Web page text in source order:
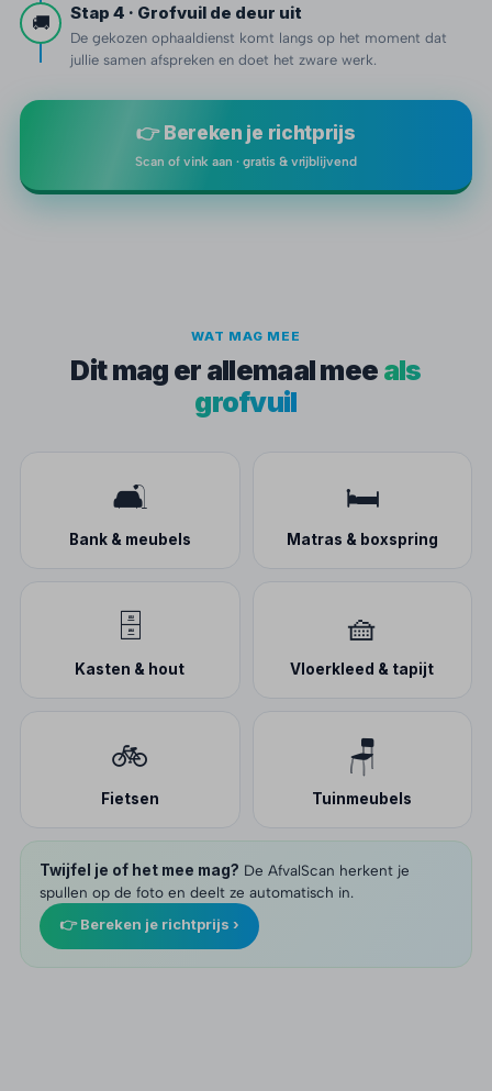
🚚 Stap 4 · Grofvuil de deur uit
De gekozen ophaaldienst komt langs op het moment dat
jullie samen afspreken en doet het zware werk.
👉 Bereken je richtprijs
Scan of vink aan · gratis & vrijblijvend
WAT MAG MEE
Dit mag er allemaal mee als
grofvuil
🛋️
Bank & meubels
🛏️
Matras & boxspring
🗄️
Kasten & hout
🧺
Vloerkleed & tapijt
🚲
Fietsen
🪑
Tuinmeubels
Twijfel je of het mee mag? De AfvalScan herkent je
spullen op de foto en deelt ze automatisch in.
👉 Bereken je richtprijs ›